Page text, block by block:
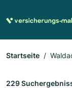
Startseite
229